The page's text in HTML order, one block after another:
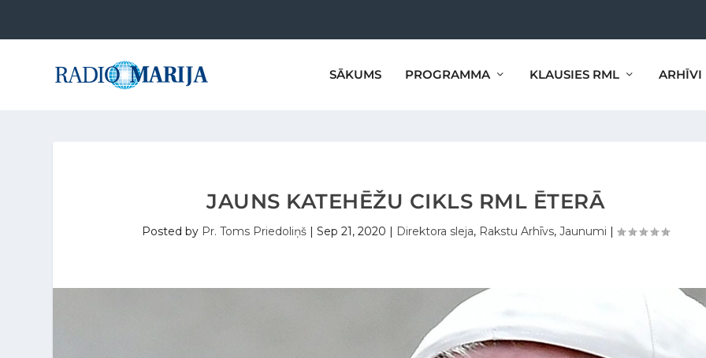
SĀKUMS PROGRAMMA KLAUSIES RML ARHĪVI
JAUNS KATEHĒŽU CIKLS RML ĒTERĀ
Posted by Pr. Toms Priedoliņš |Sep 21, 2020 | Direktora sleja, Rakstu Arhīvs,Jaunumi |